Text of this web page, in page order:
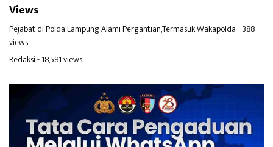
Views
Pejabat di Polda Lampung Alami Pergantian,Termasuk Wakapolda- 388
views
Redaksi- 18,581 views